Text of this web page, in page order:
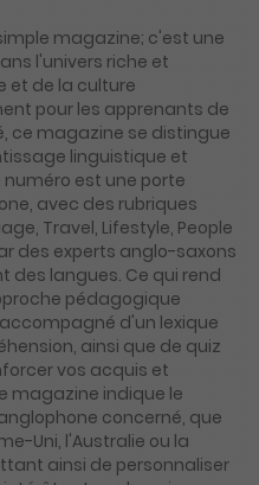
magazine; c'est une
l'univers riche et
et de la culture
pour les apprenants de
ce magazine se distingue
linguistique et
est une porte
avec des rubriques
Travel, Lifestyle, People
des experts anglo-saxons
des langues. Ce qui rend
pédagogique
d'un lexique
ainsi que de quiz
vos acquis et
magazine indique le
concerné, que
Uni, l'Australie ou la
ainsi de personnaliser